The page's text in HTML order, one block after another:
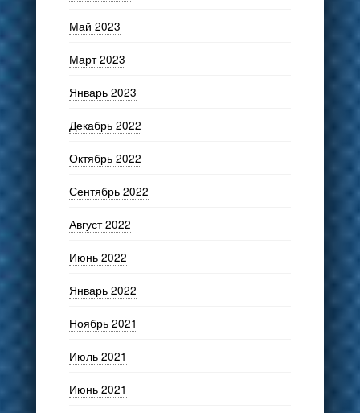
Май 2023
Март 2023
Январь 2023
Декабрь 2022
Октябрь 2022
Сентябрь 2022
Август 2022
Июнь 2022
Январь 2022
Ноябрь 2021
Июль 2021
Июнь 2021